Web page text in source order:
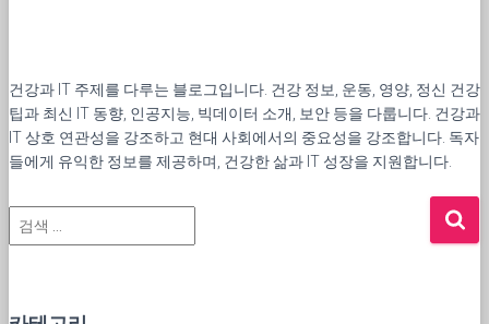
건강과 IT 주제를 다루는 블로그입니다. 건강 정보, 운동, 영양, 정신 건강
팁과 최신 IT 동향, 인공지능, 빅데이터 소개, 보안 등을 다룹니다. 건강과
IT 상호 연관성을 강조하고 현대 사회에서의 중요성을 강조합니다. 독자
들에게 유익한 정보를 제공하며, 건강한 삶과 IT 성장을 지원합니다.
검
색